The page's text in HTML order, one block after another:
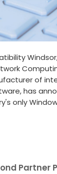
of
has
only
Partner